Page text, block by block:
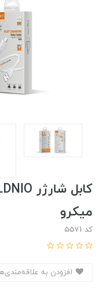
میکرو
کد 5571